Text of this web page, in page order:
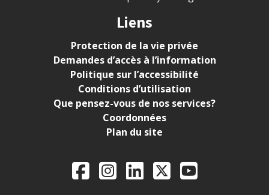
Liens
Protection de la vie privée
Demandes d’accès à l’information
Politique sur l’accessibilité
Conditions d’utilisation
Que pensez-vous de nos services?
Coordonnées
Plan du site
Legal Aid Ontario
FacebookInstagram
LinkedIn
X YouTube